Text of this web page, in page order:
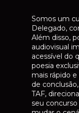
alta média
4). Pós-
Processual
oficial de
Paraná,
Possui
preparatórios
Apresenta
Somos um
Delegado,
Além disso,
audiovisual
acessível do
poesia
mais rápido
de
TAF,
seu